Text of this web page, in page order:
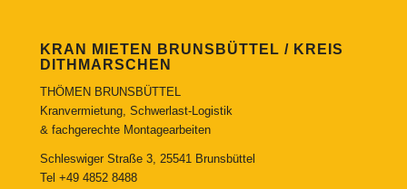
KRAN MIETEN BRUNSBÜTTEL / KREIS
DITHMARSCHEN
THÖMEN BRUNSBÜTTEL
Kranvermietung, Schwerlast-Logistik
& fachgerechte Montagearbeiten
Schleswiger Straße 3, 25541 Brunsbüttel
Tel +49 4852 8488